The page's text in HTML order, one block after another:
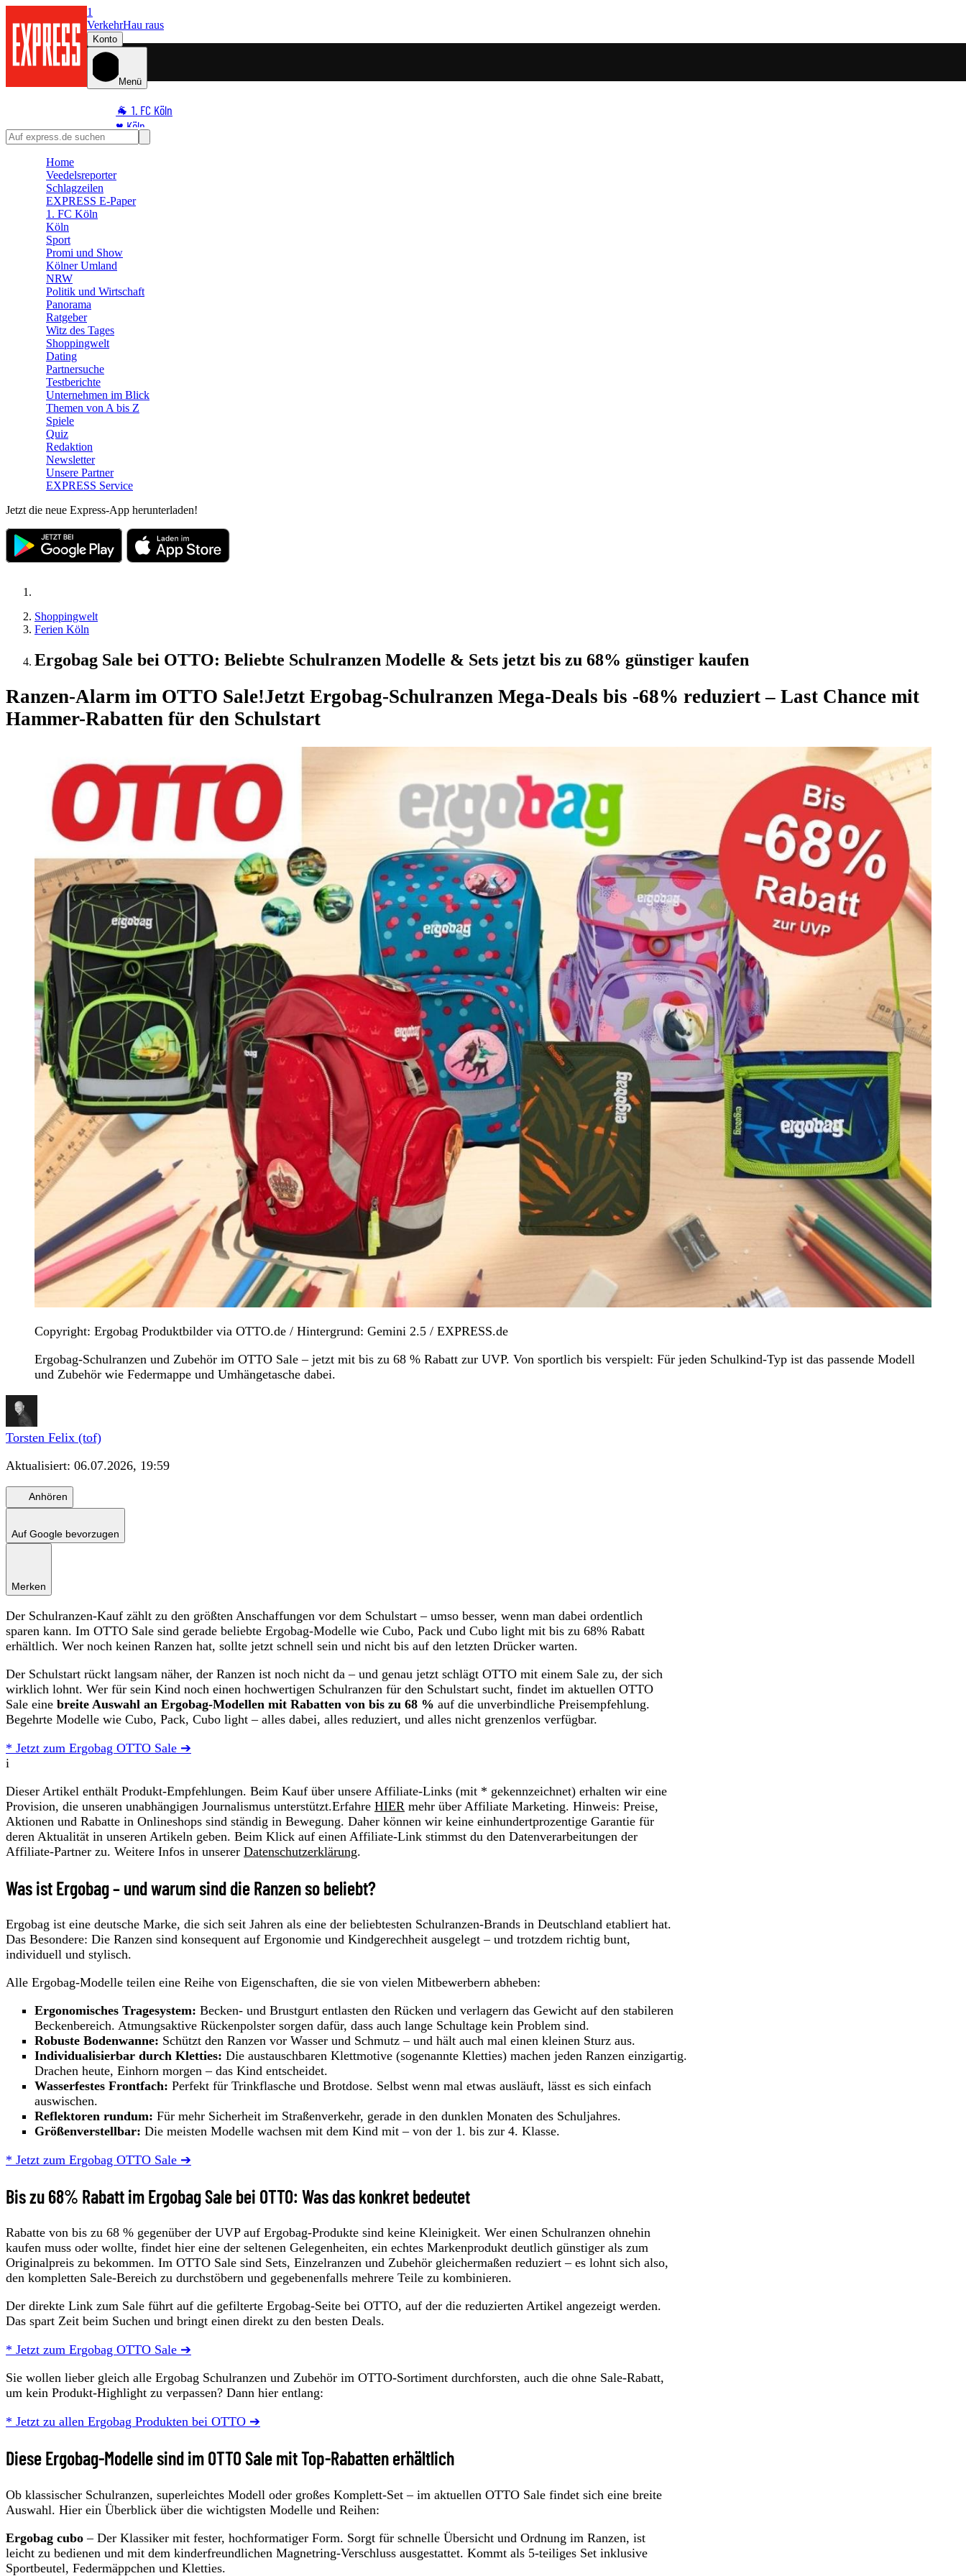
1
VerkehrHau raus
Konto
Menü
🐐 1. FC Köln
♥️ Köln
⭐ Promi
🛒 Shoppingwelt
🧩 Spiele
Home
Veedelsreporter
Schlagzeilen
EXPRESS E-Paper
1. FC Köln
Köln
Sport
Promi und Show
Kölner Umland
NRW
Politik und Wirtschaft
Panorama
Ratgeber
Witz des Tages
Shoppingwelt
Dating
Partnersuche
Testberichte
Unternehmen im Blick
Themen von A bis Z
Spiele
Quiz
Redaktion
Newsletter
Unsere Partner
EXPRESS Service
Jetzt die neue Express-App herunterladen!
Shoppingwelt
Ferien Köln
Ergobag Sale bei OTTO: Beliebte Schulranzen Modelle & Sets jetzt bis zu 68% günstiger kaufen
Ranzen-Alarm im OTTO Sale!Jetzt Ergobag-Schulranzen Mega-Deals bis -68% reduziert – Last Chance mit
Hammer-Rabatten für den Schulstart
Copyright: Ergobag Produktbilder via OTTO.de / Hintergrund: Gemini 2.5 / EXPRESS.de
Ergobag-Schulranzen und Zubehör im OTTO Sale – jetzt mit bis zu 68 % Rabatt zur UVP. Von sportlich bis verspielt: Für jeden Schulkind-Typ ist das passende Modell
und Zubehör wie Federmappe und Umhängetasche dabei.
Torsten Felix (tof)
Aktualisiert: 06.07.2026, 19:59
Anhören
Auf Google bevorzugen
Merken
Der Schulranzen-Kauf zählt zu den größten Anschaffungen vor dem Schulstart – umso besser, wenn man dabei ordentlich
sparen kann. Im OTTO Sale sind gerade beliebte Ergobag-Modelle wie Cubo, Pack und Cubo light mit bis zu 68% Rabatt
erhältlich. Wer noch keinen Ranzen hat, sollte jetzt schnell sein und nicht bis auf den letzten Drücker warten.
Der Schulstart rückt langsam näher, der Ranzen ist noch nicht da – und genau jetzt schlägt OTTO mit einem Sale zu, der sich
wirklich lohnt. Wer für sein Kind noch einen hochwertigen Schulranzen für den Schulstart sucht, findet im aktuellen OTTO
Sale eine breite Auswahl an Ergobag-Modellen mit Rabatten von bis zu 68 % auf die unverbindliche Preisempfehlung.
Begehrte Modelle wie Cubo, Pack, Cubo light – alles dabei, alles reduziert, und alles nicht grenzenlos verfügbar.
* Jetzt zum Ergobag OTTO Sale ➔
i
Dieser Artikel enthält Produkt-Empfehlungen. Beim Kauf über unsere Affiliate-Links (mit * gekennzeichnet) erhalten wir eine
Provision, die unseren unabhängigen Journalismus unterstützt.Erfahre HIER mehr über Affiliate Marketing. Hinweis: Preise,
Aktionen und Rabatte in Onlineshops sind ständig in Bewegung. Daher können wir keine einhundertprozentige Garantie für
deren Aktualität in unseren Artikeln geben. Beim Klick auf einen Affiliate-Link stimmst du den Datenverarbeitungen der
Affiliate-Partner zu. Weitere Infos in unserer Datenschutzerklärung.
Was ist Ergobag – und warum sind die Ranzen so beliebt?
Ergobag ist eine deutsche Marke, die sich seit Jahren als eine der beliebtesten Schulranzen-Brands in Deutschland etabliert hat.
Das Besondere: Die Ranzen sind konsequent auf Ergonomie und Kindgerechheit ausgelegt – und trotzdem richtig bunt,
individuell und stylisch.
Alle Ergobag-Modelle teilen eine Reihe von Eigenschaften, die sie von vielen Mitbewerbern abheben:
Ergonomisches Tragesystem: Becken- und Brustgurt entlasten den Rücken und verlagern das Gewicht auf den stabileren
Beckenbereich. Atmungsaktive Rückenpolster sorgen dafür, dass auch lange Schultage kein Problem sind.
Robuste Bodenwanne: Schützt den Ranzen vor Wasser und Schmutz – und hält auch mal einen kleinen Sturz aus.
Individualisierbar durch Kletties: Die austauschbaren Klettmotive (sogenannte Kletties) machen jeden Ranzen einzigartig.
Drachen heute, Einhorn morgen – das Kind entscheidet.
Wasserfestes Frontfach: Perfekt für Trinkflasche und Brotdose. Selbst wenn mal etwas ausläuft, lässt es sich einfach
auswischen.
Reflektoren rundum: Für mehr Sicherheit im Straßenverkehr, gerade in den dunklen Monaten des Schuljahres.
Größenverstellbar: Die meisten Modelle wachsen mit dem Kind mit – von der 1. bis zur 4. Klasse.
* Jetzt zum Ergobag OTTO Sale ➔
Bis zu 68% Rabatt im Ergobag Sale bei OTTO: Was das konkret bedeutet
Rabatte von bis zu 68 % gegenüber der UVP auf Ergobag-Produkte sind keine Kleinigkeit. Wer einen Schulranzen ohnehin
kaufen muss oder wollte, findet hier eine der seltenen Gelegenheiten, ein echtes Markenprodukt deutlich günstiger als zum
Originalpreis zu bekommen. Im OTTO Sale sind Sets, Einzelranzen und Zubehör gleichermaßen reduziert – es lohnt sich also,
den kompletten Sale-Bereich zu durchstöbern und gegebenenfalls mehrere Teile zu kombinieren.
Der direkte Link zum Sale führt auf die gefilterte Ergobag-Seite bei OTTO, auf der die reduzierten Artikel angezeigt werden.
Das spart Zeit beim Suchen und bringt einen direkt zu den besten Deals.
* Jetzt zum Ergobag OTTO Sale ➔
Sie wollen lieber gleich alle Ergobag Schulranzen und Zubehör im OTTO-Sortiment durchforsten, auch die ohne Sale-Rabatt,
um kein Produkt-Highlight zu verpassen? Dann hier entlang:
* Jetzt zu allen Ergobag Produkten bei OTTO ➔
Diese Ergobag-Modelle sind im OTTO Sale mit Top-Rabatten erhältlich
Ob klassischer Schulranzen, superleichtes Modell oder großes Komplett-Set – im aktuellen OTTO Sale findet sich eine breite
Auswahl. Hier ein Überblick über die wichtigsten Modelle und Reihen:
Ergobag cubo – Der Klassiker mit fester, hochformatiger Form. Sorgt für schnelle Übersicht und Ordnung im Ranzen, ist
leicht zu bedienen und mit dem kinderfreundlichen Magnetring-Verschluss ausgestattet. Kommt als 5-teiliges Set inklusive
Sportbeutel, Federmäppchen und Kletties.